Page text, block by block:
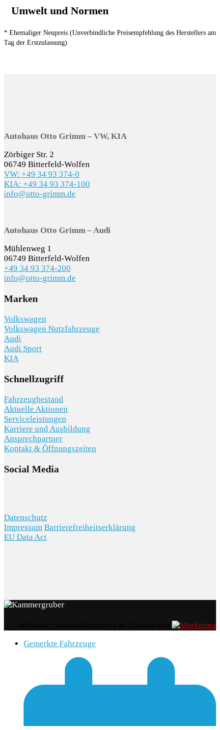
Umwelt und Normen
* Ehemaliger Neupreis (Unverbindliche Preisempfehlung des Herstellers am
Tag der Erstzulassung)
Autohaus Otto Grimm – VW, KIA
Zörbiger Str. 2
06749 Bitterfeld-Wolfen
VW: +49 34 93 374-0
KIA: +49 34 93 374-100
info@otto-grimm.de
Autohaus Otto Grimm – Audi
Mühlenweg 1
06749 Bitterfeld-Wolfen
+49 34 93 374-200
info@otto-grimm.de
Marken
Volkswagen
Volkswagen Nutzfahrzeuge
Audi
Audi Sport
KIA
Schnellzugriff
Fahrzeugbestand
Aktuelle Aktionen
Serviceleistungen
Karriere und Ausbildung
Ansprechpartner
Kontakt & Öffnungszeiten
Social Media
Datenschutz
Impressum Barrierefreiheitserklärung
EU Data Act
Gemerkte Fahrzeuge